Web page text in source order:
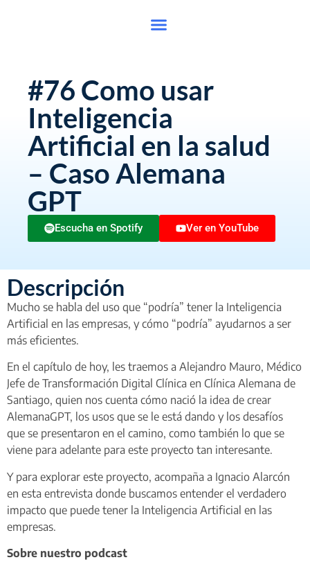
#76 Como usar
Inteligencia
Artificial en la salud
– Caso Alemana
GPT
Escucha en Spotify Ver en YouTube
Descripción
Mucho se habla del uso que “podría” tener la Inteligencia
Artificial en las empresas, y cómo “podría” ayudarnos a ser
más eficientes.
En el capítulo de hoy, les traemos a Alejandro Mauro, Médico
Jefe de Transformación Digital Clínica en Clínica Alemana de
Santiago, quien nos cuenta cómo nació la idea de crear
AlemanaGPT, los usos que se le está dando y los desafíos
que se presentaron en el camino, como también lo que se
viene para adelante para este proyecto tan interesante.
Y para explorar este proyecto, acompaña a Ignacio Alarcón
en esta entrevista donde buscamos entender el verdadero
impacto que puede tener la Inteligencia Artificial en las
empresas.
Sobre nuestro podcast